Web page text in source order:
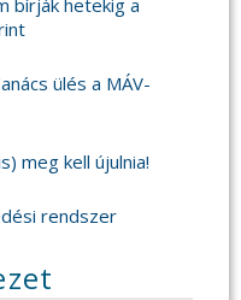
bírják hetekig a
ülés a MÁV-
meg kell újulnia!
rendszer